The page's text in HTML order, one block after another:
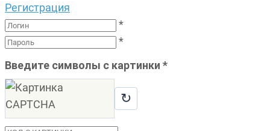
Регистрация
*
*
Введите символы с картинки *
↻